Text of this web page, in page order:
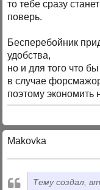
то тебе сразу
поверь.
Бесперебойник
удобства,
но и для того что
в случае
поэтому экономить
Makovka
Тему создал,